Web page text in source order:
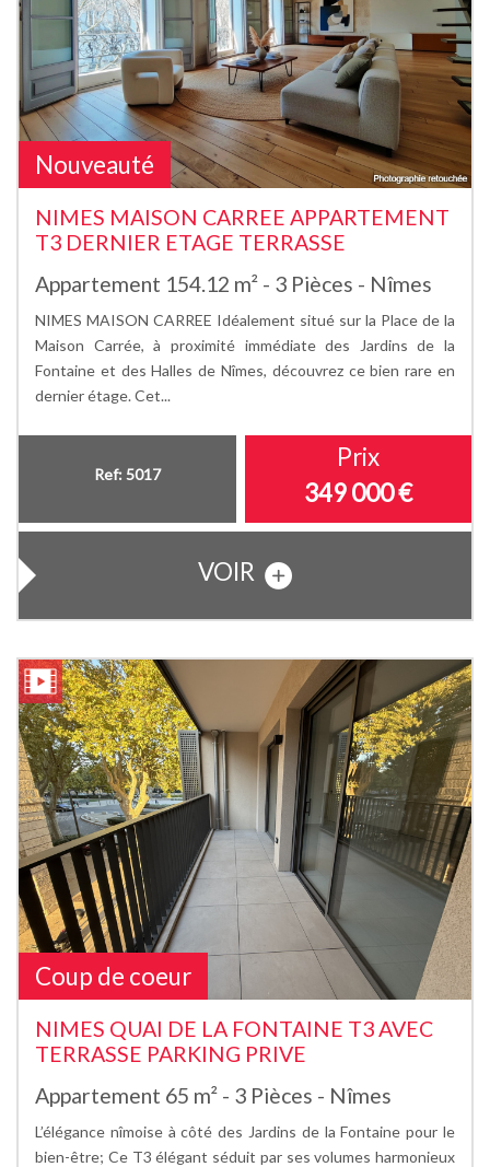
Nouveauté
NIMES MAISON CARREE APPARTEMENT
T3 DERNIER ETAGE TERRASSE
Appartement 154.12 m² - 3 Pièces - Nîmes
NIMES MAISON CARREE Idéalement situé sur la Place de la
Maison Carrée, à proximité immédiate des Jardins de la
Fontaine et des Halles de Nîmes, découvrez ce bien rare en
dernier étage. Cet...
Ref: 5017
Prix
349 000€
VOIR
Coup de coeur
NIMES QUAI DE LA FONTAINE T3 AVEC
TERRASSE PARKING PRIVE
Appartement 65 m² - 3 Pièces - Nîmes
L’élégance nîmoise à côté des Jardins de la Fontaine pour le
bien-être; Ce T3 élégant séduit par ses volumes harmonieux